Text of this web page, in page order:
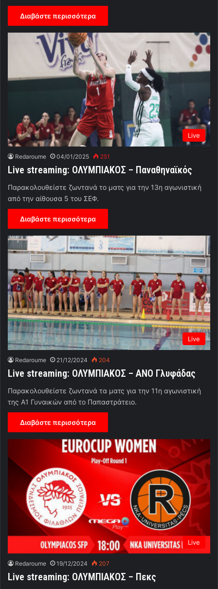
Διαβάστε περισσότερα
Live
Redaroume 04/01/2025 251
Live streaming: ΟΛΥΜΠΙΑΚΟΣ – Παναθηναϊκός
Παρακολουθείστε ζωντανά το ματς για την 13η αγωνιστική
από την αίθουσα 5 του ΣΕΦ.
Διαβάστε περισσότερα
Live
Redaroume 21/12/2024 204
Live streaming: ΟΛΥΜΠΙΑΚΟΣ – ΑΝΟ Γλυφάδας
Παρακολουθείστε ζωντανά τα ματς για την 11η αγωνιστική
της Α1 Γυναικών από το Παπαστράτειο.
Διαβάστε περισσότερα
Live
Redaroume 19/12/2024 207
Live streaming: ΟΛΥΜΠΙΑΚΟΣ – Πεκς